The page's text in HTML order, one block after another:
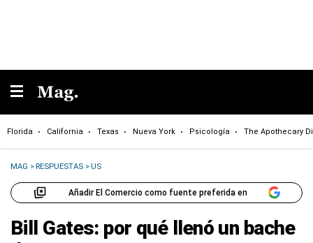
Florida California Texas Nueva York Psicología The Apothecary
MAG >RESPUESTAS >US
Añadir El Comercio como fuente preferida en
Bill Gates: por qué llenó un bache